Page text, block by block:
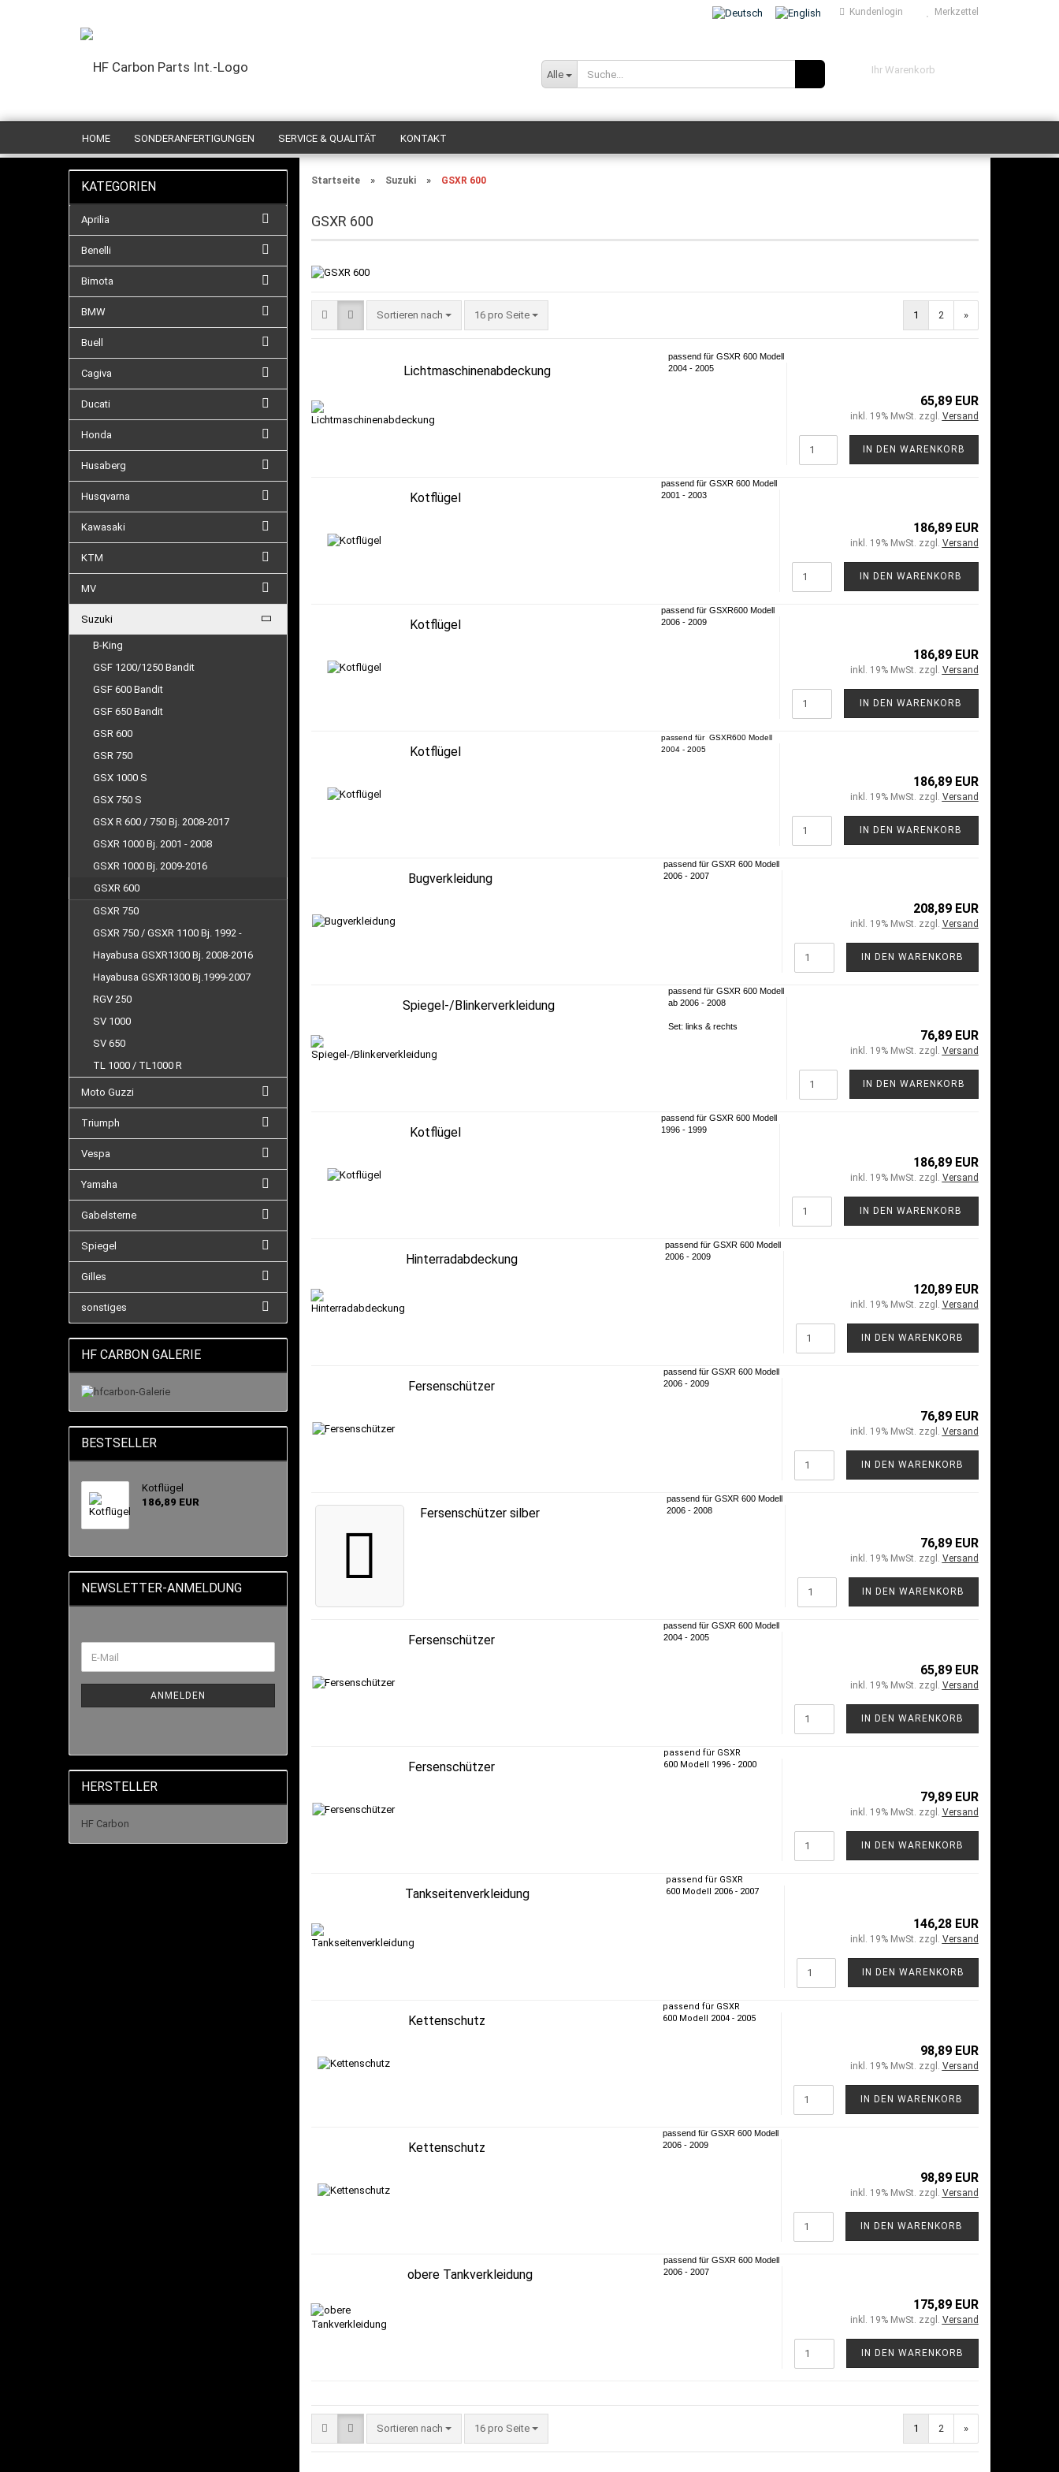
Kundenlogin Merkzettel
Alle Ihr Warenkorb
HOME SONDERANFERTIGUNGEN SERVICE & QUALITÄT KONTAKT
Startseite » Suzuki » GSXR 600
GSXR 600
Sortieren nach 16 pro Seite 1 2 »
Lichtmaschinenabdeckung
passend für GSXR 600 Modell
2004 - 2005
65,89 EUR
inkl. 19% MwSt. zzgl. Versand
IN DEN WARENKORB
Kotflügel
passend für GSXR 600 Modell
2001 - 2003
186,89 EUR
inkl. 19% MwSt. zzgl. Versand
IN DEN WARENKORB
Kotflügel
passend für GSXR600 Modell
2006 - 2009
186,89 EUR
inkl. 19% MwSt. zzgl. Versand
IN DEN WARENKORB
Kotflügel
passend für GSXR600Modell
2004 - 2005
186,89 EUR
inkl. 19% MwSt. zzgl. Versand
IN DEN WARENKORB
Bugverkleidung
passend für GSXR 600 Modell
2006 - 2007
208,89 EUR
inkl. 19% MwSt. zzgl. Versand
IN DEN WARENKORB
Spiegel-/Blinkerverkleidung
passend für GSXR 600 Modell
ab 2006 - 2008
Set: links & rechts
76,89 EUR
inkl. 19% MwSt. zzgl. Versand
IN DEN WARENKORB
Kotflügel
passend für GSXR 600 Modell
1996 - 1999
186,89 EUR
inkl. 19% MwSt. zzgl. Versand
IN DEN WARENKORB
Hinterradabdeckung
passend für GSXR 600 Modell
2006 - 2009
120,89 EUR
inkl. 19% MwSt. zzgl. Versand
IN DEN WARENKORB
Fersenschützer
passend für GSXR 600 Modell
2006 - 2009
76,89 EUR
inkl. 19% MwSt. zzgl. Versand
IN DEN WARENKORB
Fersenschützer silber
passend für GSXR 600 Modell
2006 - 2008
76,89 EUR
inkl. 19% MwSt. zzgl. Versand
IN DEN WARENKORB
Fersenschützer
passend für GSXR 600 Modell
2004 - 2005
65,89 EUR
inkl. 19% MwSt. zzgl. Versand
IN DEN WARENKORB
Fersenschützer
passend für GSXR
600 Modell 1996 - 2000
79,89 EUR
inkl. 19% MwSt. zzgl. Versand
IN DEN WARENKORB
Tankseitenverkleidung
passend für GSXR
600 Modell 2006 - 2007
146,28 EUR
inkl. 19% MwSt. zzgl. Versand
IN DEN WARENKORB
Kettenschutz
passend für GSXR
600 Modell 2004 - 2005
98,89 EUR
inkl. 19% MwSt. zzgl. Versand
IN DEN WARENKORB
Kettenschutz
passend für GSXR 600 Modell
2006 - 2009
98,89 EUR
inkl. 19% MwSt. zzgl. Versand
IN DEN WARENKORB
obere Tankverkleidung
passend für GSXR 600 Modell
2006 - 2007
175,89 EUR
inkl. 19% MwSt. zzgl. Versand
IN DEN WARENKORB
Sortieren nach 16 pro Seite 1 2 »
KATEGORIEN
Aprilia
Benelli
Bimota
BMW
Buell
Cagiva
Ducati
Honda
Husaberg
Husqvarna
Kawasaki
KTM
MV
Suzuki
B-King
GSF 1200/1250 Bandit
GSF 600 Bandit
GSF 650 Bandit
GSR 600
GSR 750
GSX 1000 S
GSX 750 S
GSX R 600 / 750 Bj. 2008-2017
GSXR 1000 Bj. 2001 - 2008
GSXR 1000 Bj. 2009-2016
GSXR 600
GSXR 750
GSXR 750 / GSXR 1100 Bj. 1992 -
Hayabusa GSXR1300 Bj. 2008-2016
Hayabusa GSXR1300 Bj.1999-2007
RGV 250
SV 1000
SV 650
TL 1000 / TL1000 R
Moto Guzzi
Triumph
Vespa
Yamaha
Gabelsterne
Spiegel
Gilles
sonstiges
HF CARBON GALERIE
BESTSELLER
Kotflügel
186,89 EUR
NEWSLETTER-ANMELDUNG
ANMELDEN
HERSTELLER
HF Carbon